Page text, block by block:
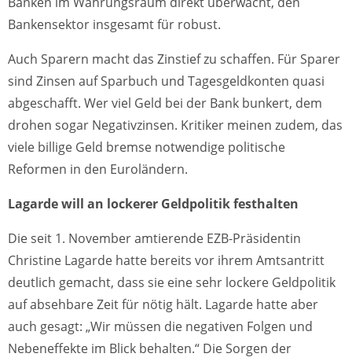
Bankensektor insgesamt für robust.
Auch Sparern macht das Zinstief zu schaffen. Für Sparer
sind Zinsen auf Sparbuch und Tagesgeldkonten quasi
abgeschafft. Wer viel Geld bei der Bank bunkert, dem
drohen sogar Negativzinsen. Kritiker meinen zudem, das
viele billige Geld bremse notwendige politische
Reformen in den Euroländern.
Lagarde will an lockerer Geldpolitik festhalten
Die seit 1. November amtierende EZB-Präsidentin
Christine Lagarde hatte bereits vor ihrem Amtsantritt
deutlich gemacht, dass sie eine sehr lockere Geldpolitik
auf absehbare Zeit für nötig hält. Lagarde hatte aber
auch gesagt: „Wir müssen die negativen Folgen und
Nebeneffekte im Blick behalten.“ Die Sorgen der